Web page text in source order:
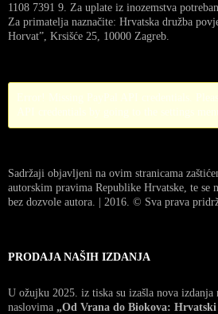
1108 7391 9. Za uplate iz inozemstva
Za primatelja naznačite: Hrvatska družba
Horvat”, Krsišće 25, 10000 Zagreb.
Sadržaji objavljeni na ovim stranicama
autorskim pravima Republike Hrvatske, te
bez dozvole autora. | 2016. © Sva prava
PRODAJA NAŠIH IZDANJA
U ožujku 2025. iz tiska su izašla nova izdanja
naslovima „Od Vrana do Biokova: